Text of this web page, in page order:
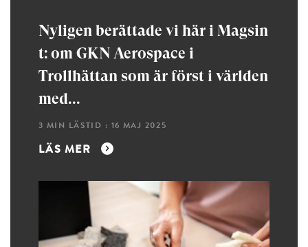
Nyligen berättade vi här i Magsin
t: om GKN Aerospace i
Trollhättan som är först i världen
med...
3 MIN LÄSTID : 16 MAJ 2025
LÄS MER